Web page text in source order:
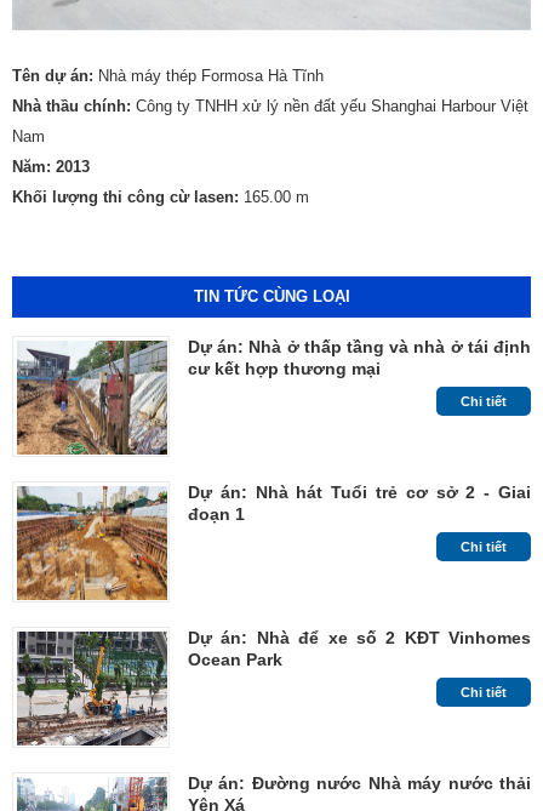
Tên dự án: Nhà máy thép Formosa Hà Tĩnh
Nhà thầu chính: Công ty TNHH xử lý nền đất yếu Shanghai Harbour Việt
Nam
Năm: 2013
Khối lượng thi công cừ lasen: 165.00 m
TIN TỨC CÙNG LOẠI
Dự án: Nhà ở thấp tầng và nhà ở tái định
cư kết hợp thương mại
Chi tiết
Dự án: Nhà hát Tuổi trẻ cơ sở 2 - Giai
đoạn 1
Chi tiết
Dự án: Nhà để xe số 2 KĐT Vinhomes
Ocean Park
Chi tiết
Dự án: Đường nước Nhà máy nước thải
Yên Xá